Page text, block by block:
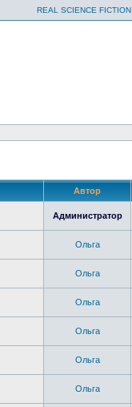
REAL SCIENCE FICTION
Автор
Администратор
Ольга
Ольга
Ольга
Ольга
Ольга
Ольга